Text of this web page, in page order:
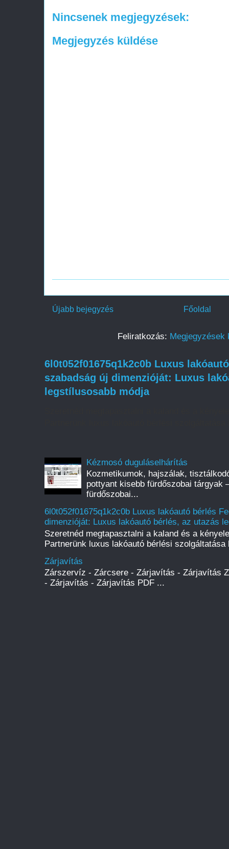
Nincsenek megjegyzések:
Megjegyzés küldése
Újabb bejegyzés Főoldal
Feliratkozás: Megjegyzések
6l0t052f01675q1k2c0b Luxus
szabadság új dimenzióját: Luxus
legstílusosabb módja
Kézmosó duguláselhárítás
Kozmetikumok, hajszálak,
pottyant kisebb fürdőszobai tárgyak
fürdőszobai...
6l0t052f01675q1k2c0b Luxus lakóautó bérlés
dimenzióját: Luxus lakóautó bérlés, az utazás
Szeretnéd megtapasztalni a kaland és a
Partnerünk luxus lakóautó bérlési
Zárjavítás
Zárszervíz - Zárcsere - Zárjavítás - Zárjavítás
- Zárjavítás - Zárjavítás PDF ...